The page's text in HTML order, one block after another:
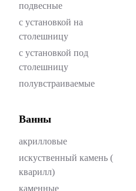
подвесные
с установкой на
столешницу
с установкой под
столешницу
полувстраиваемые
Ванны
акрилловые
искуственный камень (
кварилл)
каменные